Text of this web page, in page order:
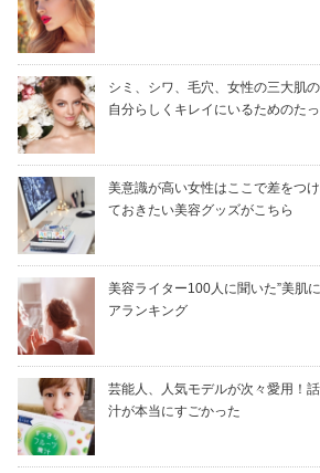
シミ、シワ、毛穴、女性の三大肌
自分らしくキレイにいるためのた
美意識が高い女性はここで差をつ
ておきたい美容グッズがこちら
美容ライター100人に聞いた”美肌
アランキング
芸能人、人気モデルが次々愛用！
汁が本当にすごかった